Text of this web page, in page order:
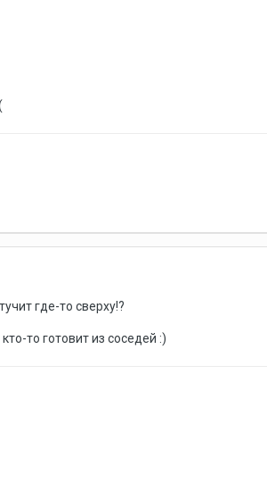
где-то сверху!?
то готовит из соседей :)